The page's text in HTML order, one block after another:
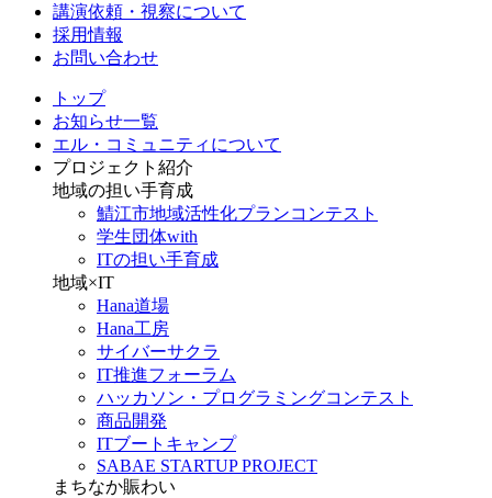
講演依頼・視察について
採用情報
お問い合わせ
トップ
お知らせ一覧
エル・コミュニティについて
プロジェクト紹介
地域の担い手育成
鯖江市地域活性化プランコンテスト
学生団体with
ITの担い手育成
地域×IT
Hana道場
Hana工房
サイバーサクラ
IT推進フォーラム
ハッカソン・プログラミングコンテスト
商品開発
ITブートキャンプ
SABAE STARTUP PROJECT
まちなか賑わい